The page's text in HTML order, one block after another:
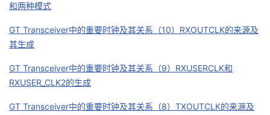
证
实
的
藏
持
建
议
和两种模式
GT Transceiver中的重要时钟及其关系（10）RXOUTCLK的来源及
其生成
GT Transceiver中的重要时钟及其关系（9）RXUSERCLK和
RXUSER_CLK2的生成
GT Transceiver中的重要时钟及其关系（8）TXOUTCLK的来源及